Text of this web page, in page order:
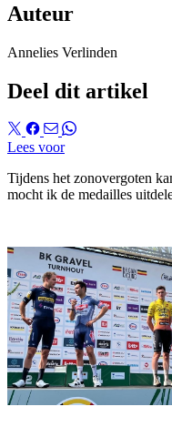
Auteur
Annelies Verlinden
Deel dit artikel
Lees voor
Tijdens het zonovergoten
mocht ik de medailles